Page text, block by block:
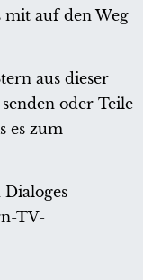
auf den Weg
aus dieser
oder Teile
es zum
TV-